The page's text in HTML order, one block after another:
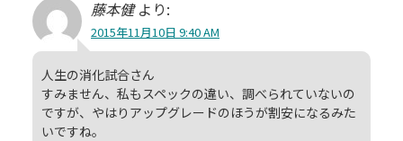
藤本健 より:
2015年11月10日 9:40 AM
人生の消化試合さん
すみません、私もスペックの違い、調べられていないの
ですが、やはりアップグレードのほうが割安になるみた
いですね。